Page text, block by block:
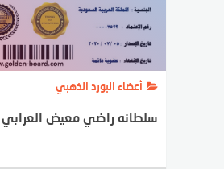
أعضاء البورد الذهبي
سلطانه راضي معيض العرابي